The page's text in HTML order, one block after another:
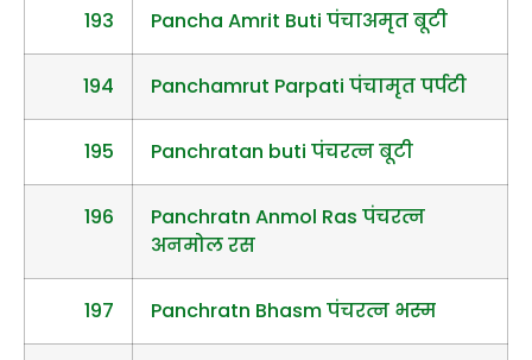
193 Pancha Amrit Buti पंचाअमृत बूटी
194 Panchamrut Parpati पंचामृत पर्पटी
195 Panchratan buti पंचरत्न बूटी
196
Panchratn Anmol Ras पंचरत्न
अनमोल रस
197 Panchratn Bhasm पंचरत्न भस्म